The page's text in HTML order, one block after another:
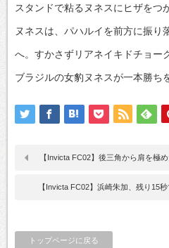
スタンドで粘るヌネスにヒザをつ
ヌネスは、パハルイを前方に振り
へ。すかさずリアネイキドチョー
ブラジルの女豹ヌネスが一本勝ち
【Invicta FC02】後三角から肩を極
【Invicta FC02】浜崎朱加、残り15
トップページに戻る